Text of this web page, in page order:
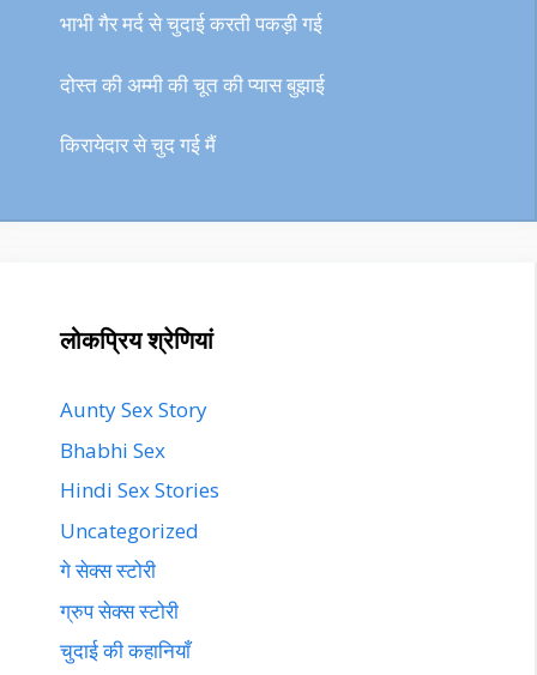
भाभी गैर मर्द से चुदाई करती पकड़ी गई
दोस्त की अम्मी की चूत की प्यास बुझाई
किरायेदार से चुद गई मैं
लोकप्रिय श्रेणियां
Aunty Sex Story
Bhabhi Sex
Hindi Sex Stories
Uncategorized
गे सेक्स स्टोरी
ग्रुप सेक्स स्टोरी
चुदाई की कहानियाँ